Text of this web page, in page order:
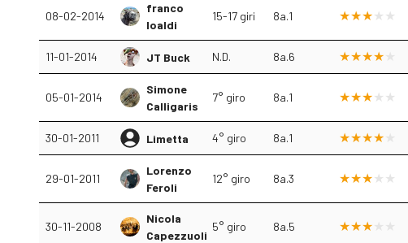
08-02-2014
franco
loaldi
15-17 giri 8a.1
11-01-2014 JT Buck N.D. 8a.6
05-01-2014
Simone
Calligaris
7° giro 8a.1
30-01-2011 Limetta 4° giro 8a.1
29-01-2011
Lorenzo
Feroli
12° giro 8a.3
30-11-2008
Nicola
Capezzuoli
5° giro 8a.5